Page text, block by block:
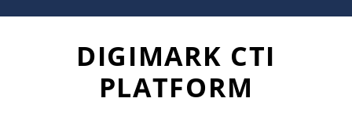
DIGIMARK CTI
PLATFORM